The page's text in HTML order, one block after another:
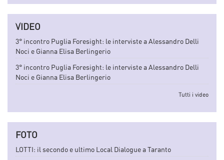
VIDEO
3° incontro Puglia Foresight: le interviste a Alessandro Delli
Noci e Gianna Elisa Berlingerio
3° incontro Puglia Foresight: le interviste a Alessandro Delli
Noci e Gianna Elisa Berlingerio
Tutti i video
FOTO
LOTTI: il secondo e ultimo Local Dialogue a Taranto